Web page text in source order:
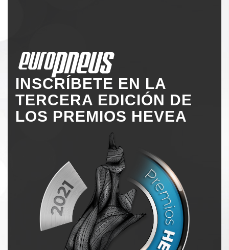
INSCRÍBETE EN LA
TERCERA EDICIÓN DE
LOS PREMIOS HEVEA